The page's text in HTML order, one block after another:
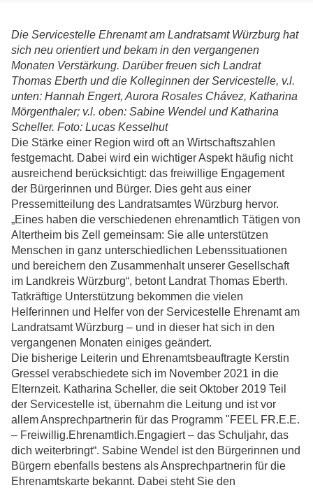
Die Servicestelle Ehrenamt am Landratsamt Würzburg hat
sich neu orientiert und bekam in den vergangenen
Monaten Verstärkung. Darüber freuen sich Landrat
Thomas Eberth und die Kolleginnen der Servicestelle, v.l.
unten: Hannah Engert, Aurora Rosales Chávez, Katharina
Mörgenthaler; v.l. oben: Sabine Wendel und Katharina
Scheller. Foto: Lucas Kesselhut
Die Stärke einer Region wird oft an Wirtschaftszahlen
festgemacht. Dabei wird ein wichtiger Aspekt häufig nicht
ausreichend berücksichtigt: das freiwillige Engagement
der Bürgerinnen und Bürger. Dies geht aus einer
Pressemitteilung des Landratsamtes Würzburg hervor.
„Eines haben die verschiedenen ehrenamtlich Tätigen von
Altertheim bis Zell gemeinsam: Sie alle unterstützen
Menschen in ganz unterschiedlichen Lebenssituationen
und bereichern den Zusammenhalt unserer Gesellschaft
im Landkreis Würzburg“, betont Landrat Thomas Eberth.
Tatkräftige Unterstützung bekommen die vielen
Helferinnen und Helfer von der Servicestelle Ehrenamt am
Landratsamt Würzburg – und in dieser hat sich in den
vergangenen Monaten einiges geändert.
Die bisherige Leiterin und Ehrenamtsbeauftragte Kerstin
Gressel verabschiedete sich im November 2021 in die
Elternzeit. Katharina Scheller, die seit Oktober 2019 Teil
der Servicestelle ist, übernahm die Leitung und ist vor
allem Ansprechpartnerin für das Programm "FEEL FR.E.E.
– Freiwillig.Ehrenamtlich.Engagiert – das Schuljahr, das
dich weiterbringt“. Sabine Wendel ist den Bürgerinnen und
Bürgern ebenfalls bestens als Ansprechpartnerin für die
Ehrenamtskarte bekannt. Dabei steht Sie den